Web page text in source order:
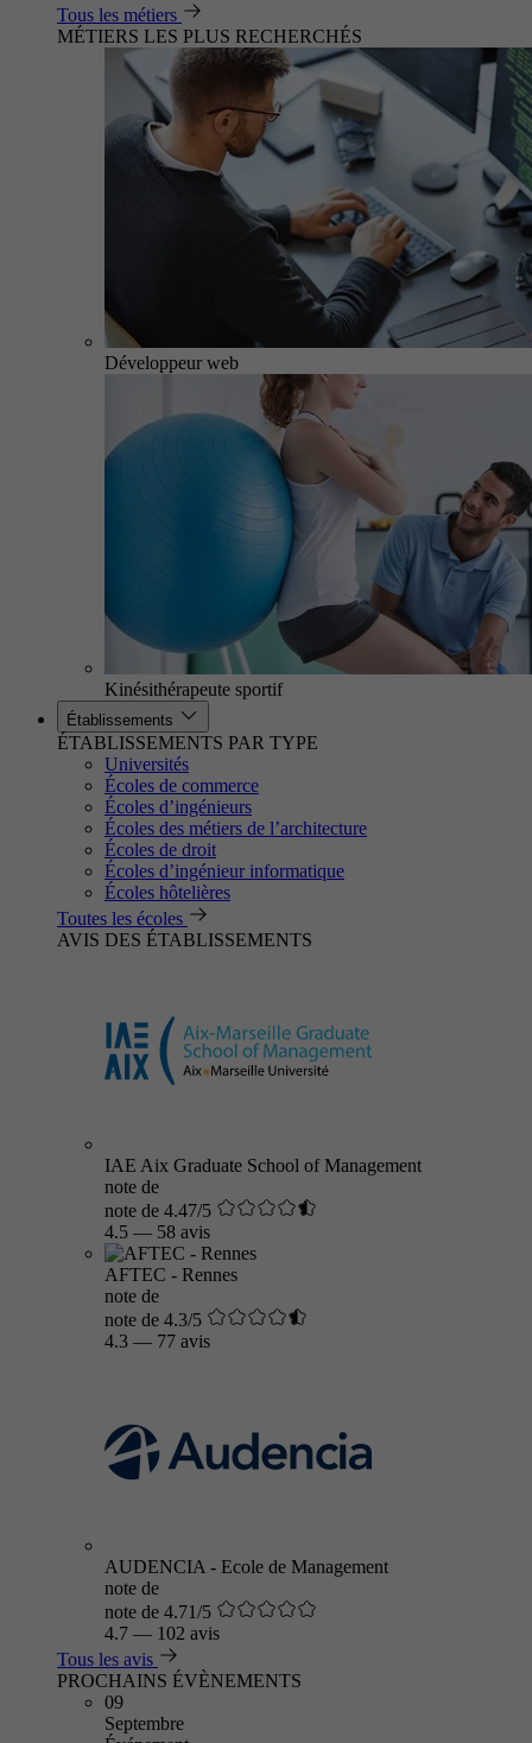
Tous les métiers
MÉTIERS LES PLUS RECHERCHÉS
Développeur web
Kinésithérapeute sportif
Établissements
ÉTABLISSEMENTS PAR TYPE
Universités
Écoles de commerce
Écoles d’ingénieurs
Écoles des métiers de l’architecture
Écoles de droit
Écoles d’ingénieur informatique
Écoles hôtelières
Toutes les écoles
AVIS DES ÉTABLISSEMENTS
IAE Aix Graduate School of Management
note de
note de 4.47/5
4.5 — 58 avis
AFTEC - Rennes
note de
note de 4.3/5
4.3 — 77 avis
AUDENCIA - Ecole de Management
note de
note de 4.71/5
4.7 — 102 avis
Tous les avis
PROCHAINS ÉVÈNEMENTS
09
Septembre